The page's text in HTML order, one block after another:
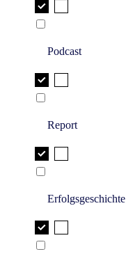
Podcast
Report
Erfolgsgeschichte